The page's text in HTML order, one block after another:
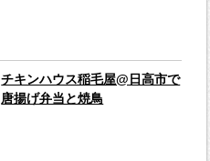
チキンハウス稲毛屋@日高市で
唐揚げ弁当と焼鳥